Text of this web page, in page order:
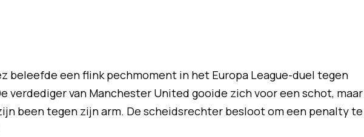
beleefde een flink pechmoment in het Europa League-duel tegen
verdediger van Manchester United gooide zich voor een schot, maar
been tegen zijn arm. De scheidsrechter besloot om een penalty te